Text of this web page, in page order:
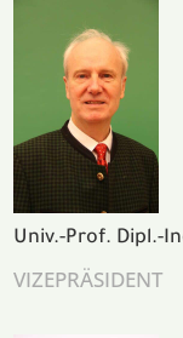
Univ.-Prof. Dipl.-
VIZEPRÄSIDENT